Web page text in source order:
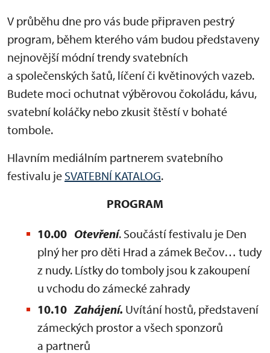
V průběhu dne pro vás bude připraven pestrý
program, během kterého vám budou představeny
nejnovější módní trendy svatebních
a společenských šatů, líčení či květinových vazeb.
Budete moci ochutnat výběrovou čokoládu, kávu,
svatební koláčky nebo zkusit štěstí v bohaté
tombole.
Hlavním mediálním partnerem svatebního
festivalu je SVATEBNÍ KATALOG.
PROGRAM
10.00 Otevření. Součástí festivalu je Den
plný her pro děti Hrad a zámek Bečov… tudy
z nudy. Lístky do tomboly jsou k zakoupení
u vchodu do zámecké zahrady
10.10 Zahájení. Uvítání hostů, představení
zámeckých prostor a všech sponzorů
a partnerů